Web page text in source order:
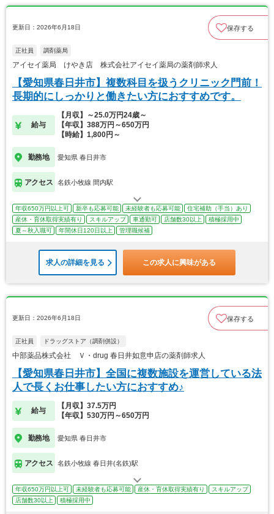
更新日：2026年6月18日 保存する
正社員 調剤薬局
アイセイ薬局 けやき店 株式会社アイセイ薬局の薬剤師求人
【愛知県春日井市】複数科目を扱うクリニック門前！
長期的にしっかりと働きたい方におすすめです。
給与
【月収】～25.0万円24歳～
【年収】388万円～650万円
【時給】1,800円～
勤務地 愛知県 春日井市
アクセス 名鉄小牧線 間内駅
年収650万円以上可 新卒も応募可能 未経験者も応募可能
住宅補助（手当）あり
産休・育休取得実績有り
スキルアップ 車通勤可 店舗数30以上
積極採用中
夏～秋入職可
年間休日120日以上 管理職候補
求人の詳細を見る この求人に興味がある
更新日：2026年6月18日 保存する
正社員 ドラッグストア（調剤併設）
中部薬品株式会社 Ｖ・drug 春日井如意申店の薬剤師求人
【愛知県春日井市】全国に複数施設を運営している法
人で長くお仕事したい方におすすめ♪
給与
【月収】37.5万円
【年収】530万円～650万円
勤務地 愛知県 春日井市
アクセス 名鉄小牧線 春日井(名鉄)駅
年収650万円以上可 未経験者も応募可能 産休・育休取得実績有り
スキルアップ
店舗数30以上
積極採用中